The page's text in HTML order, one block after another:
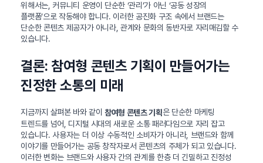
위해서는, 커뮤니티 운영이 단순한 ‘관리’가 아닌 ‘공동 성장의
플랫폼’으로 작동해야 합니다. 이러한 공진화 구조 속에서 브랜드는
단순한 콘텐츠 제공자가 아니라, 관계와 문화의 동반자로 자리매김할 수
있습니다.
결론: 참여형 콘텐츠 기획이 만들어가는
진정한 소통의 미래
지금까지 살펴본 바와 같이참여형 콘텐츠 기획은 단순한 마케팅
트렌드를 넘어, 디지털 시대의 새로운 소통 패러다임으로 자리 잡고
있습니다. 사용자는 더 이상 수동적인 소비자가 아니라, 브랜드와 함께
이야기를 만들어가는 공동 창작자로서 콘텐츠의 주체가 되고 있습니다.
이러한 변화는 브랜드와 사용자 간의 관계를 한층 더 긴밀하고 진정성